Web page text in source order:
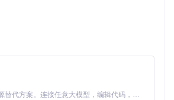
Claude Code 的开源替代方案。连接任意大模型，编辑代码，运行命令，自动验证 — 全自动执行。用 Rust 构建，极致性能。 ｜ An open-source alternative to Claude Code. Connect any LLM, edit code, run commands, and verify changes — autonomously. Built in Rust for speed. Get Started